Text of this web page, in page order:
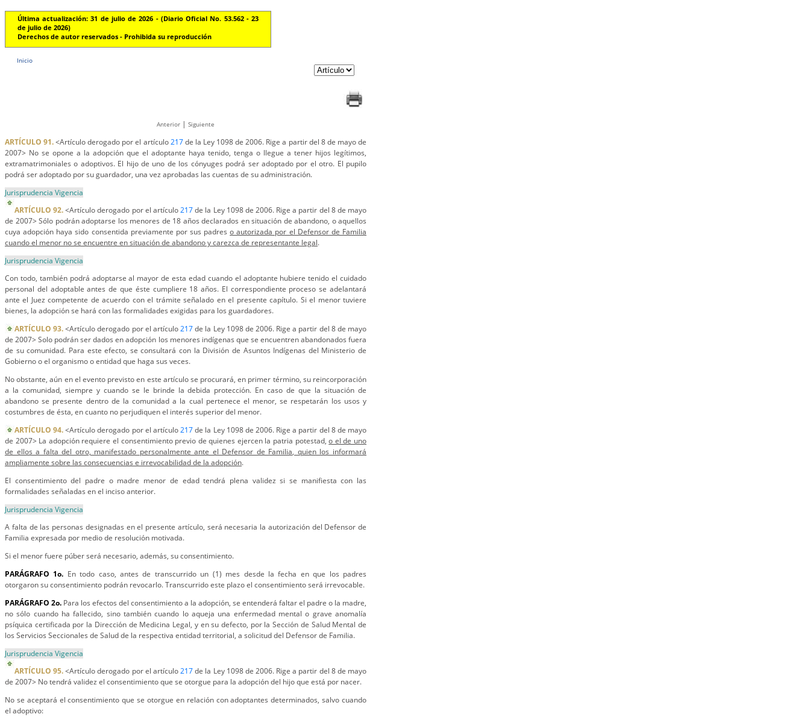
Última actualización: 31 de julio de 2026 - (Diario Oficial No. 53.562 - 23
de julio de 2026)
Derechos de autor reservados - Prohibida su reproducción
Inicio
Anterior | Siguiente
ARTÍCULO 91.<Artículo derogado por el artículo217de la Ley 1098 de 2006. Rige a partir del 8 de mayo de
2007> No se opone a la adopción que el adoptante haya tenido, tenga o llegue a tener hijos legítimos,
extramatrimoniales o adoptivos. El hijo de uno de los cónyuges podrá ser adoptado por el otro. El pupilo
podrá ser adoptado por su guardador, una vez aprobadas las cuentas de su administración.
Jurisprudencia Vigencia
ARTÍCULO 92.<Artículo derogado por el artículo217de la Ley 1098 de 2006. Rige a partir del 8 de mayo
de 2007> Sólo podrán adoptarse los menores de 18 años declarados en situación de abandono, o aquellos
cuya adopción haya sido consentida previamente por sus padreso autorizada por el Defensor de Familia
cuando el menor no se encuentre en situación de abandono y carezca de representante legal.
Jurisprudencia Vigencia
Con todo, también podrá adoptarse al mayor de esta edad cuando el adoptante hubiere tenido el cuidado
personal del adoptable antes de que éste cumpliere 18 años. El correspondiente proceso se adelantará
ante el Juez competente de acuerdo con el trámite señalado en el presente capítulo. Si el menor tuviere
bienes, la adopción se hará con las formalidades exigidas para los guardadores.
ARTÍCULO 93.<Artículo derogado por el artículo217de la Ley 1098 de 2006. Rige a partir del 8 de mayo
de 2007> Solo podrán ser dados en adopción los menores indígenas que se encuentren abandonados fuera
de su comunidad. Para este efecto, se consultará con la División de Asuntos Indígenas del Ministerio de
Gobierno o el organismo o entidad que haga sus veces.
No obstante, aún en el evento previsto en este artículo se procurará, en primer término, su reincorporación
a la comunidad, siempre y cuando se le brinde la debida protección. En caso de que la situación de
abandono se presente dentro de la comunidad a la cual pertenece el menor, se respetarán los usos y
costumbres de ésta, en cuanto no perjudiquen el interés superior del menor.
ARTÍCULO 94.<Artículo derogado por el artículo217de la Ley 1098 de 2006. Rige a partir del 8 de mayo
de 2007> La adopción requiere el consentimiento previo de quienes ejercen la patria potestad,o el de uno
de ellos a falta del otro, manifestado personalmente ante el Defensor de Familia, quien los informará
ampliamente sobre las consecuencias e irrevocabilidad de la adopción.
El consentimiento del padre o madre menor de edad tendrá plena validez si se manifiesta con las
formalidades señaladas en el inciso anterior.
Jurisprudencia Vigencia
A falta de las personas designadas en el presente artículo, será necesaria la autorización del Defensor de
Familia expresada por medio de resolución motivada.
Si el menor fuere púber será necesario, además, su consentimiento.
PARÁGRAFO 1o. En todo caso, antes de transcurrido un (1) mes desde la fecha en que los padres
otorgaron su consentimiento podrán revocarlo. Transcurrido este plazo el consentimiento será irrevocable.
PARÁGRAFO 2o. Para los efectos del consentimiento a la adopción, se entenderá faltar el padre o la madre,
no sólo cuando ha fallecido, sino también cuando lo aqueja una enfermedad mental o grave anomalía
psíquica certificada por la Dirección de Medicina Legal, y en su defecto, por la Sección de Salud Mental de
los Servicios Seccionales de Salud de la respectiva entidad territorial, a solicitud del Defensor de Familia.
Jurisprudencia Vigencia
ARTÍCULO 95.<Artículo derogado por el artículo217de la Ley 1098 de 2006. Rige a partir del 8 de mayo
de 2007> No tendrá validez el consentimiento que se otorgue para la adopción del hijo que está por nacer.
No se aceptará el consentimiento que se otorgue en relación con adoptantes determinados, salvo cuando
el adoptivo: